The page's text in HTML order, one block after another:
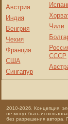
Австрия
Индия
Венгрия
Чехия
Франция
США
Сингапур
Чили
СССР
2010-2026. Концепция,
не могут быть
без разрешения автора.